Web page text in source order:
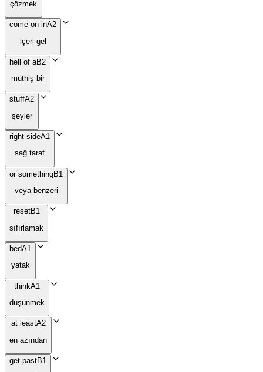
çözmek
come on inA2
içeri gel
hell of aB2
müthiş bir
stuffA2
şeyler
right sideA1
sağ taraf
or somethingB1
veya benzeri
resetB1
sıfırlamak
bedA1
yatak
thinkA1
düşünmek
at leastA2
en azından
get pastB1